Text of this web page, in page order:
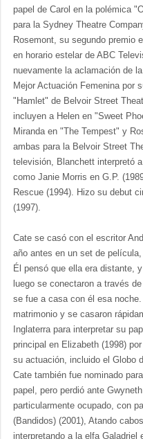
papel de Carol en la polémica
para la Sydney Theatre
Rosemont, su segundo premio
en horario estelar de ABC
nuevamente la aclamación de
Mejor Actuación Femenina por
"Hamlet" de Belvoir Street
incluyen a Helen en "Sweet
Miranda en "The Tempest" y
ambas para la Belvoir Street
televisión, Blanchett interpretó
como Janie Morris en G.P.
Rescue (1994). Hizo su debut
(1997).
Cate se casó con el escritor
año antes en un set de
Él pensó que ella era distante,
luego se conectaron a través
se fue a casa con él esa
matrimonio y se casaron
Inglaterra para interpretar su
principal en Elizabeth (1998)
su actuación, incluido el Globo
Cate también fue nominado
papel, pero perdió ante
particularmente ocupado, con
(Bandidos) (2001), Atando
interpretando a la elfa